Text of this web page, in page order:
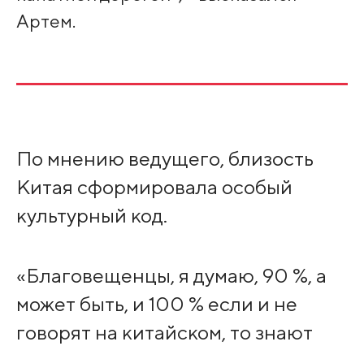
Артем.
По мнению ведущего, близость
Китая сформировала особый
культурный код.
«Благовещенцы, я думаю, 90 %, а
может быть, и 100 % если и не
говорят на китайском, то знают